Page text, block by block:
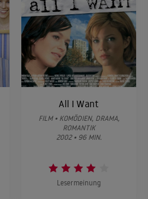
All I Want
FILM • KOMÖDIEN, DRAMA,
ROMANTIK
2002 • 96 MIN.
Lesermeinung